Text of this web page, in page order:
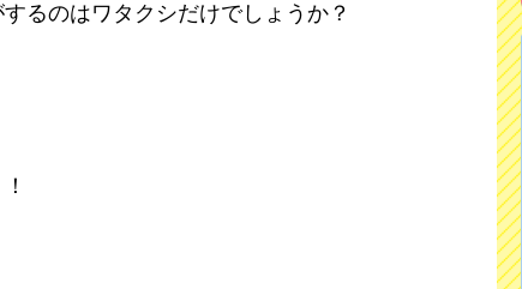
るのはワタクシだけでしょうか？